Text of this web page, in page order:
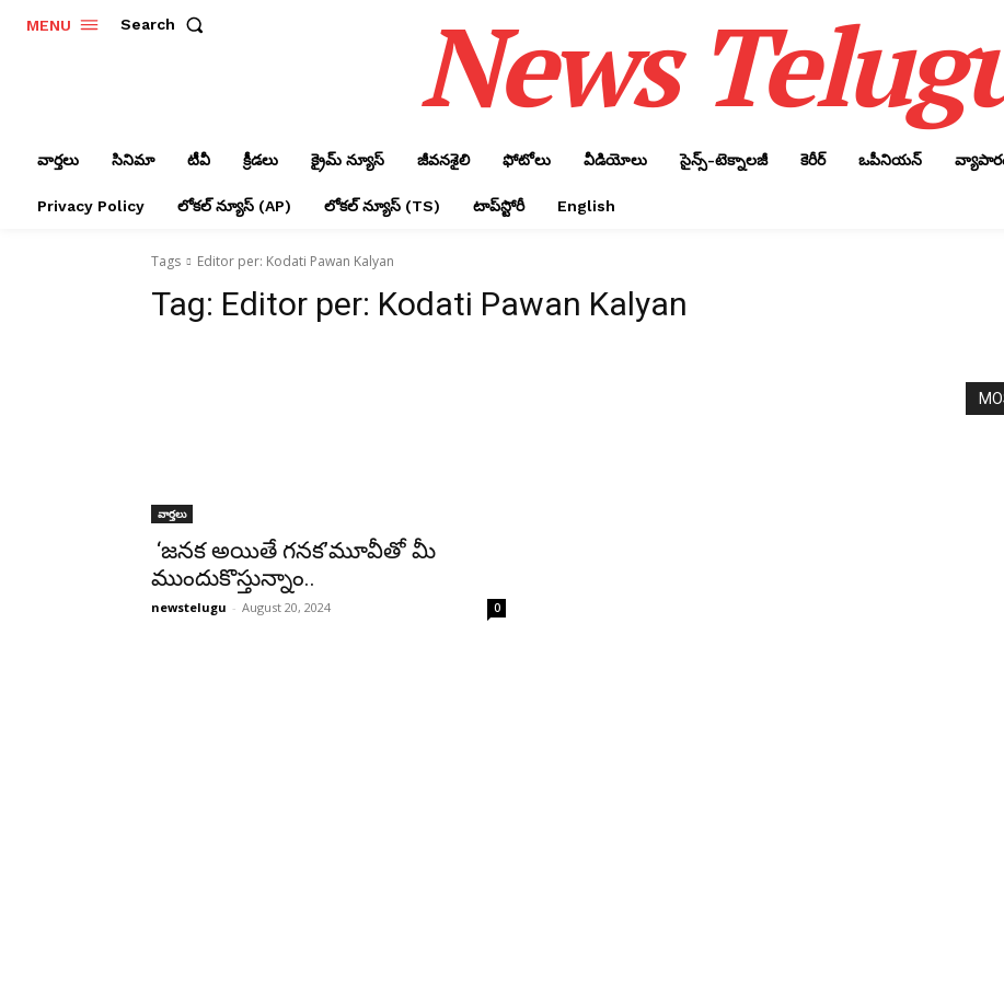
MENU Search News
వార్తలు సినిమా టీవీ క్రీడలు క్రైమ్ న్యూస్‌ జీవనశైలి ఫోటోలు వీడియోలు సైన్స్‌-టెక్నాలజీ కెరీర్‌ ఒపీనియన్‌
Privacy Policy లోక‌ల్ న్యూస్‌ (AP) లోక‌ల్ న్యూస్‌ (TS) టాప్‌స్టోరీ English
Tags Editor per: Kodati Pawan Kalyan
Tag: Editor per: Kodati Pawan Kalyan
వార్తలు
‘జనక అయితే గనక’మూవీతో మీ
ముందుకొస్తున్నాం..
newstelugu - August 20, 2024 0